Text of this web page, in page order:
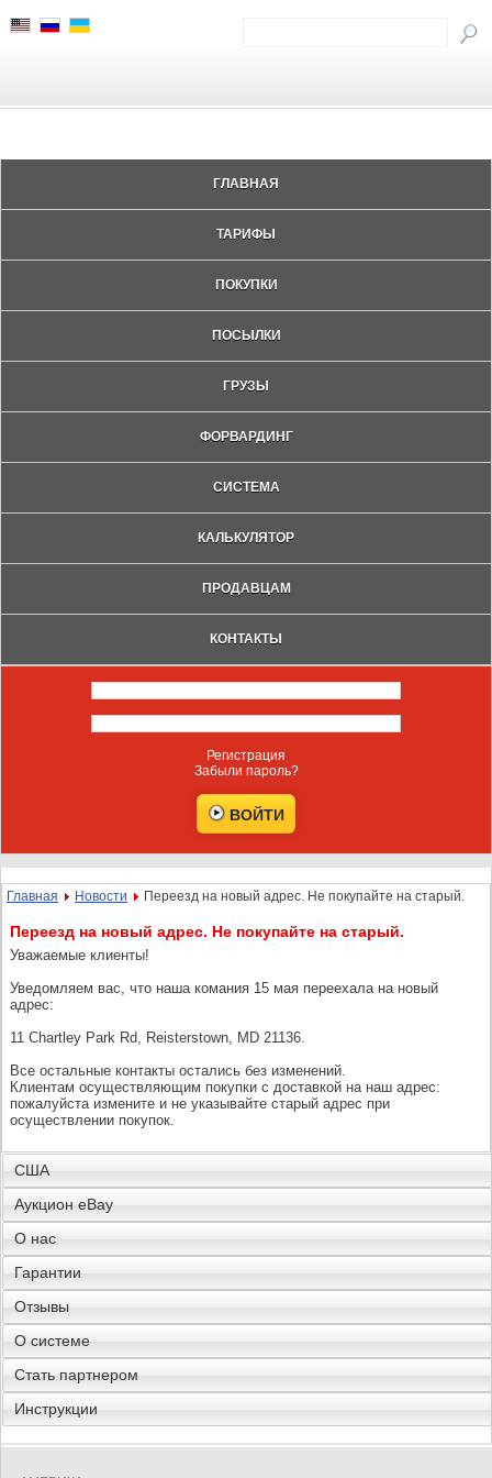
ГЛАВНАЯ
ТАРИФЫ
ПОКУПКИ
ПОСЫЛКИ
ГРУЗЫ
ФОРВАРДИНГ
СИСТЕМА
КАЛЬКУЛЯТОР
ПРОДАВЦАМ
КОНТАКТЫ
Регистрация
Забыли пароль?
Главная Новости Переезд на новый адрес. Не покупайте на старый.
Переезд на новый адрес. Не покупайте на старый.
Уважаемые клиенты!
Уведомляем вас, что наша комания 15 мая переехала на новый
адрес:
11 Chartley Park Rd, Reisterstown, MD 21136.
Все остальные контакты остались без изменений.
Клиентам осуществляющим покупки с доставкой на наш адрес:
пожалуйста измените и не указывайте старый адрес при
осуществлении покупок.
США
Аукцион eBay
О нас
Гарантии
Отзывы
О системе
Стать партнером
Инструкции